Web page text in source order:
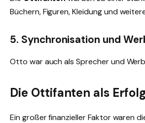
Büchern, Figuren, Kleidung und
5. Synchronisation und
Otto war auch als Sprecher und
Die Ottifanten als
Ein großer finanzieller Faktor waren